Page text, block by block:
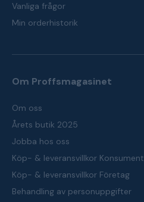
Vanliga frågor
Min orderhistorik
Om Proffsmagasinet
Om oss
Årets butik 2025
Jobba hos oss
Köp- & leveransvillkor Konsument
Köp- & leveransvillkor Företag
Behandling av personuppgifter